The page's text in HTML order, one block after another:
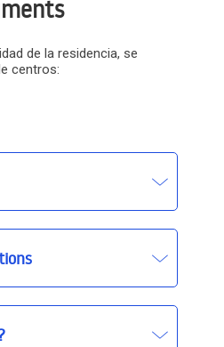
de la residencia, se
centros: